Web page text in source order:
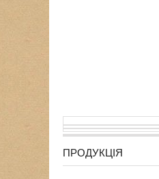
ПРОДУКЦІЯ